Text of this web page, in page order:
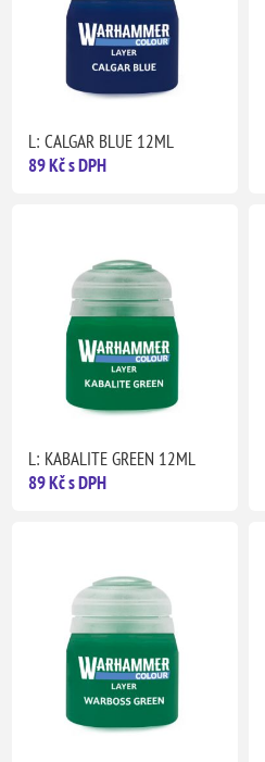
L: CALGAR BLUE 12ML
89 Kč s DPH
L: KABALITE GREEN 12ML
89 Kč s DPH